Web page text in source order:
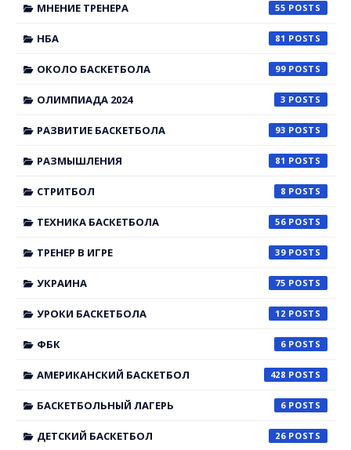
МНЕНИЕ ТРЕНЕРА 55
НБА 81
ОКОЛО БАСКЕТБОЛА 99
ОЛИМПИАДА 2024 3
РАЗВИТИЕ БАСКЕТБОЛА 93
РАЗМЫШЛЕНИЯ 81
СТРИТБОЛ 8
ТЕХНИКА БАСКЕТБОЛА 56
ТРЕНЕР В ИГРЕ 39
УКРАИНА 75
УРОКИ БАСКЕТБОЛА 12
ФБК 6
АМЕРИКАНСКИЙ БАСКЕТБОЛ 428
БАСКЕТБОЛЬНЫЙ ЛАГЕРЬ 6
ДЕТСКИЙ БАСКЕТБОЛ 26